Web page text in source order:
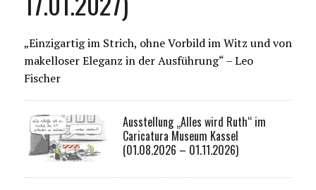
„Einzigartig im Strich, ohne Vorbild im Witz und von
makelloser Eleganz in der Ausführung“ – Leo
Fischer
Ausstellung „Alles wird Ruth“ im
Caricatura Museum Kassel
(01.08.2026 – 01.11.2026)